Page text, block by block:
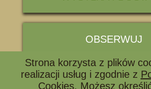
OBSERWUJ
📞 ZADZWOŃ I
Strona korzysta z plików
realizacji usług i zgodnie z
Cookies. Możesz